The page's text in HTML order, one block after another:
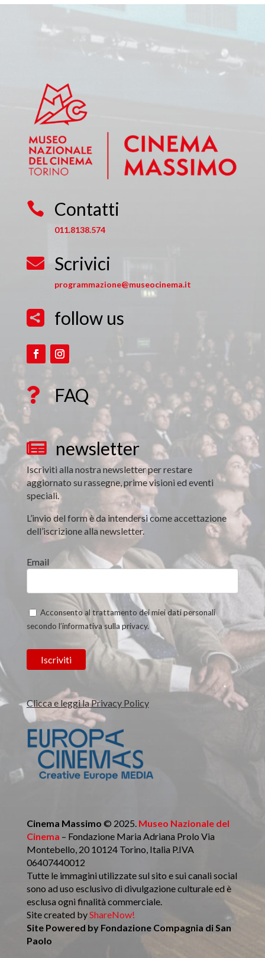
 Contatti
011.8138.574
 Scrivici
programmazione@museocinema.it
 follow us
 FAQ
 newsletter
Iscriviti alla nostra newsletter per restare
aggiornato su rassegne, prime visioni ed eventi
speciali.
L’invio del form è da intendersi come accettazione
dell’iscrizione alla newsletter.
Email
Acconsento al trattamento dei miei dati personali
secondo l’informativa sulla privacy.
Clicca e leggi la Privacy Policy
Cinema Massimo © 2025. Museo Nazionale del
Cinema – Fondazione Maria Adriana Prolo Via
Montebello, 20 10124 Torino, Italia P.IVA
06407440012
Tutte le immagini utilizzate sul sito e sui canali social
sono ad uso esclusivo di divulgazione culturale ed è
esclusa ogni finalità commerciale.
Site created byShareNow!
Site Powered by Fondazione Compagnia di San
Paolo